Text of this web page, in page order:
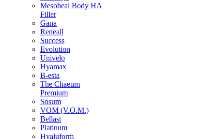
Mesoheal Body HA
Filler
Gana
Reneall
Success
Evolution
Univelo
Hyamax
B-esta
The Chaeum
Premium
Sosum
VOM (V.O.M.)
Bellast
Platinum
Hyaluform